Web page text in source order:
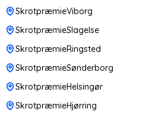
SkrotpræmieViborg
SkrotpræmieSlagelse
SkrotpræmieRingsted
SkrotpræmieSønderborg
SkrotpræmieHelsingør
SkrotpræmieHjørring